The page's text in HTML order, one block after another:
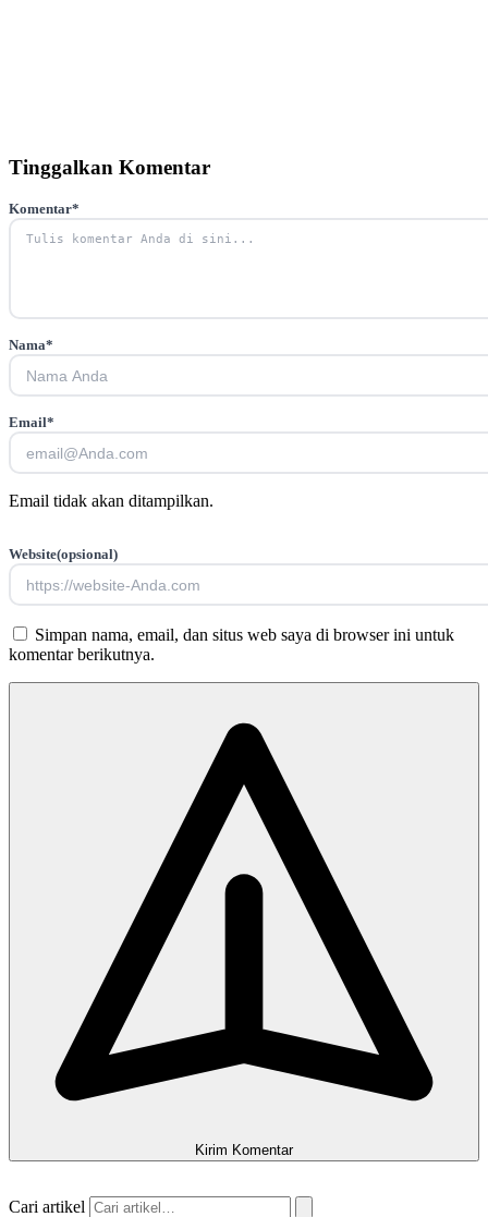
Tinggalkan Komentar
Komentar*
Nama*
Email*
Email tidak akan ditampilkan.
Website(opsional)
Simpan nama, email, dan situs web saya di browser ini untuk
komentar berikutnya.
Kirim Komentar
Cari artikel